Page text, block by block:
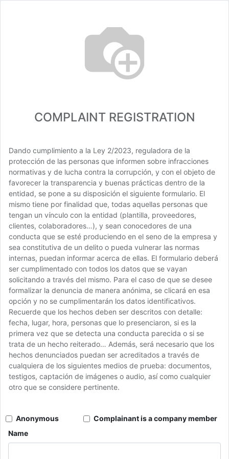
COMPLAINT REGISTRATION
Dando cumplimiento a la Ley 2/2023, reguladora de la
protección de las personas que informen sobre infracciones
normativas y de lucha contra la corrupción, y con el objeto de
favorecer la transparencia y buenas prácticas dentro de la
entidad, se pone a su disposición el siguiente formulario. El
mismo tiene por finalidad que, todas aquellas personas que
tengan un vínculo con la entidad (plantilla, proveedores,
clientes, colaboradores…), y sean conocedores de una
conducta que se esté produciendo en el seno de la empresa y
sea constitutiva de un delito o pueda vulnerar las normas
internas, puedan informar acerca de ellas. El formulario deberá
ser cumplimentado con todos los datos que se vayan
solicitando a través del mismo. Para el caso de que se desee
formalizar la denuncia de manera anónima, se clicará en esa
opción y no se cumplimentarán los datos identificativos.
Recuerde que los hechos deben ser descritos con detalle:
fecha, lugar, hora, personas que lo presenciaron, si es la
primera vez que se detecta una conducta parecida o si se
trata de un hecho reiterado… Además, será necesario que los
hechos denunciados puedan ser acreditados a través de
cualquiera de los siguientes medios de prueba: documentos,
testigos, captación de imágenes o audio, así como cualquier
otro que se considere pertinente.
Anonymous
Complainant is a company member
Name